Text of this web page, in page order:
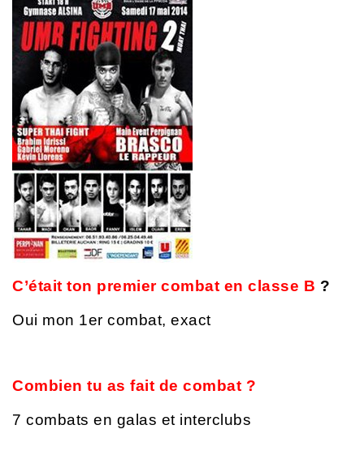
C’était ton premier combat en classe B ?
Oui mon 1er combat, exact
Combien tu as fait de combat ?
7 combats en galas et interclubs